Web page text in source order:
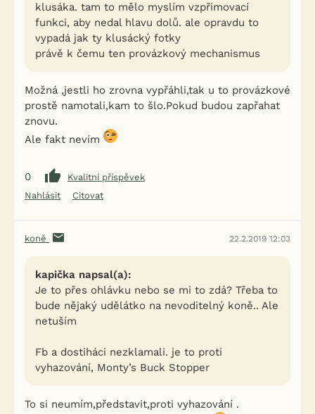
klusáka. tam to mělo myslím vzpřimovací
funkci, aby nedal hlavu dolů. ale opravdu to
vypadá jak ty klusácký fotky
právě k čemu ten provázkový mechanismus
Možná ,jestli ho zrovna vypřáhli,tak u to provázkové
prostě namotali,kam to šlo.Pokud budou zapřahat
znovu.
Ale fakt nevím
0
Kvalitní příspěvek
Nahlásit
Citovat
koně 22.2.2019 12:03
kapička napsal(a):
Je to přes ohlávku nebo se mi to zdá? Třeba to
bude nějaký udělátko na nevoditelný koně.. Ale
netuším
Fb a dostiháci nezklamali. je to proti
vyhazování, Monty’s Buck Stopper
To si neumím,představit,proti vyhazování .